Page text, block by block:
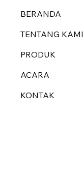
BERANDA
TENTANG KAMI
PRODUK
ACARA
KONTAK